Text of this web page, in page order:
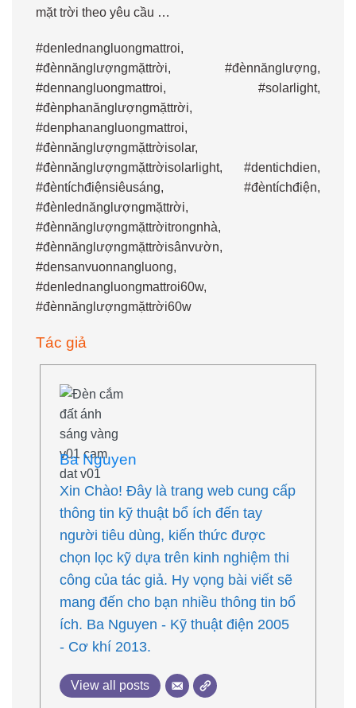
mặt trời theo yêu cầu …
#denlednangluongmattroi,
#đènnănglượngmặttrời, #đènnănglượng,
#dennangluongmattroi, #solarlight,
#đènphanănglượngmặttrời,
#denphanangluongmattroi,
#đènnănglượngmặttrờisolar,
#đènnănglượngmặttrờisolarlight, #dentichdien,
#đèntíchđiệnsiêusáng, #đèntíchđiện,
#đènlednănglượngmặttrời,
#đènnănglượngmặttrờitrongnhà,
#đènnănglượngmặttrờisânvườn,
#densanvuonnangluong,
#denlednangluongmattroi60w,
#đènnănglượngmặttrời60w
Tác giả
Ba Nguyen
Xin Chào! Đây là trang web cung cấp
thông tin kỹ thuật bổ ích đến tay
người tiêu dùng, kiến thức được
chọn lọc kỹ dựa trên kinh nghiệm thi
công của tác giả. Hy vọng bài viết sẽ
mang đến cho bạn nhiều thông tin bổ
ích. Ba Nguyen - Kỹ thuật điện 2005
- Cơ khí 2013.
View all posts